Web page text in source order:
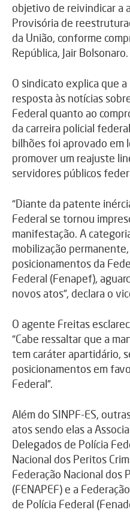
objetivo de reivindicar a
Provisória de
da União, conforme
República, Jair Bolsonaro.
O sindicato explica que
resposta às notícias
Federal quanto ao
da carreira policial
bilhões foi aprovado em
promover um reajuste
servidores públicos
“Diante da patente
Federal se tornou
manifestação. A
mobilização
posicionamentos da
Federal (Fenapef),
novos atos”, declara o
O agente Freitas
“Cabe ressaltar que a
tem caráter apartidário,
posicionamentos em
Federal”.
Além do SINPF-ES,
atos sendo elas a
Delegados de Polícia
Nacional dos Peritos
Federação Nacional dos
(FENAPEF) e a
de Polícia Federal